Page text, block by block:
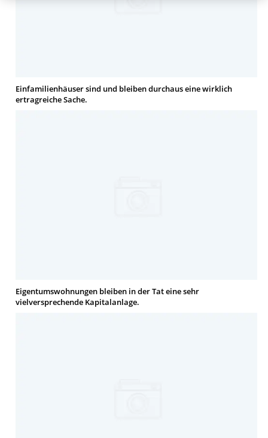
Einfamilienhäuser sind und bleiben durchaus eine wirklich
ertragreiche Sache.
Eigentumswohnungen bleiben in der Tat eine sehr
vielversprechende Kapitalanlage.